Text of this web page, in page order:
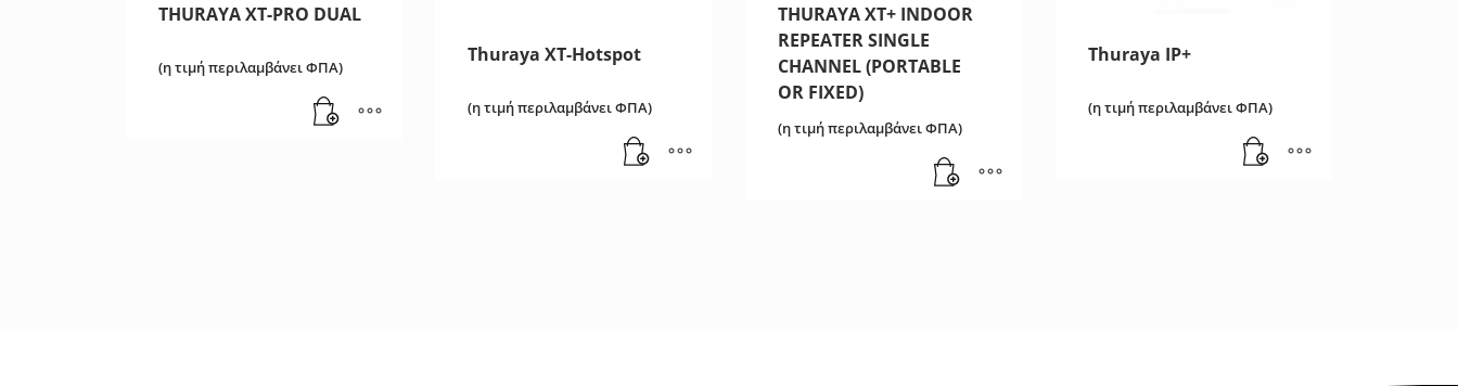
THURAYA XT-PRO DUAL
(η τιμή περιλαμβάνει ΦΠΑ)
Thuraya XT-Hotspot
(η τιμή περιλαμβάνει ΦΠΑ)
THURAYA XT+ INDOOR
REPEATER SINGLE
CHANNEL (PORTABLE
OR FIXED)
(η τιμή περιλαμβάνει ΦΠΑ)
Thuraya IP+
(η τιμή περιλαμβάνει ΦΠΑ)